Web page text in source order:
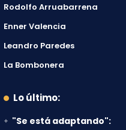
Rodolfo Arruabarrena
Enner Valencia
Leandro Paredes
La Bombonera
Lo último:
"Se está adaptando":